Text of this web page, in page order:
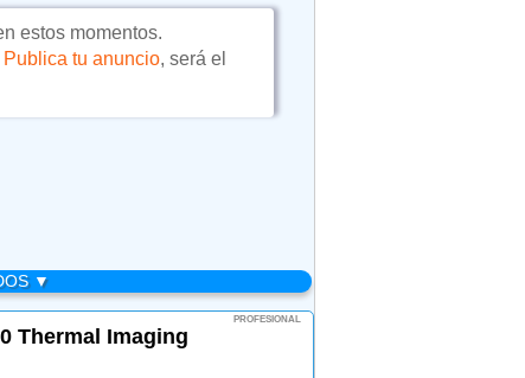
estos momentos.
Publica tu anuncio, será el
▼
PROFESIONAL
Thermal Imaging